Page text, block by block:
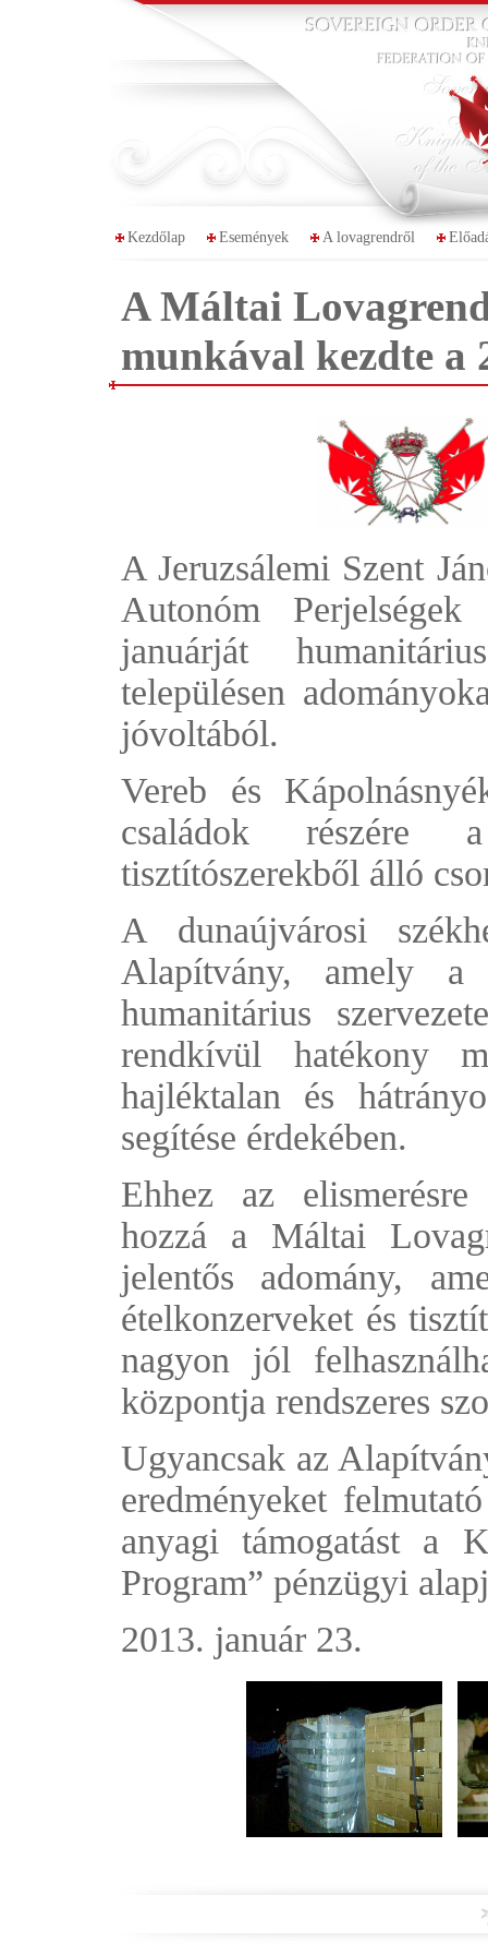
Kezdőlap Események A lovagrendről
A Máltai
munkával kezdte a
A Jeruzsálemi Szent
Autonóm
januárját
településen
jóvoltából.
Vereb és
családok részére a
tisztítószerekből álló
A dunaújvárosi
Alapítvány, amely
humanitárius
rendkívül hatékony
hajléktalan és
segítése érdekében.
Ehhez az
hozzá a Máltai
jelentős adomány,
ételkonzerveket és
nagyon jól
központja rendszeres
Ugyancsak az
eredményeket
anyagi támogatást a
Program” pénzügyi
2013. január 23.